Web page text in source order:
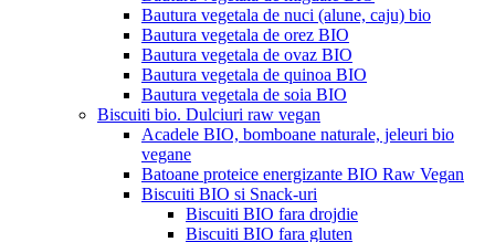
Bautura vegetala de nuci (alune, caju) bio
Bautura vegetala de orez BIO
Bautura vegetala de ovaz BIO
Bautura vegetala de quinoa BIO
Bautura vegetala de soia BIO
Biscuiti bio. Dulciuri raw vegan
Acadele BIO, bomboane naturale, jeleuri bio
vegane
Batoane proteice energizante BIO Raw Vegan
Biscuiti BIO si Snack-uri
Biscuiti BIO fara drojdie
Biscuiti BIO fara gluten